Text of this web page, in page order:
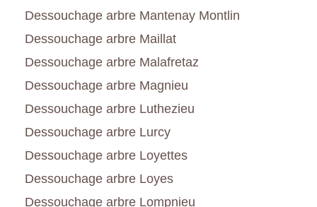
Dessouchage arbre Mantenay Montlin
Dessouchage arbre Maillat
Dessouchage arbre Malafretaz
Dessouchage arbre Magnieu
Dessouchage arbre Luthezieu
Dessouchage arbre Lurcy
Dessouchage arbre Loyettes
Dessouchage arbre Loyes
Dessouchage arbre Lompnieu